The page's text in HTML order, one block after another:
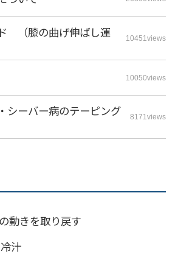
（膝の曲げ伸ばし運
10451views
10050views
シーバー病のテーピング
8171views
動きを取り戻す
冷汁